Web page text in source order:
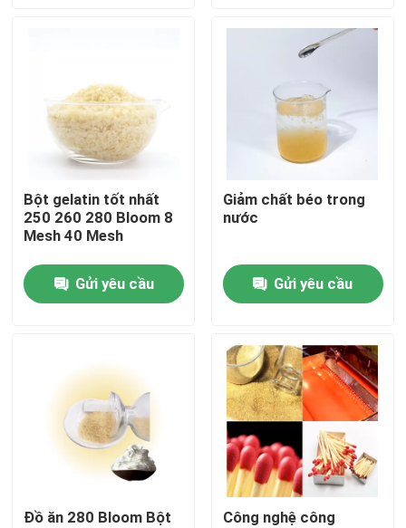
Về chúng tôi
Chuyến tham quan nhà máy
Kiểm soát chất lượng
Liên hệ với chúng tôi
Yêu cầu Đặt giá
Bột gelatin cấp thực phẩm
Bột gelatin ăn được
Bột gelatin tốt nhất
250 260 280 Bloom 8
Mesh 40 Mesh
Gửi yêu cầu
Giảm chất béo trong
nước
Gửi yêu cầu
Đồ ăn 280 Bloom Bột
Công nghệ công